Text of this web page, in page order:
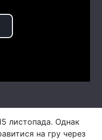
листопада. Однак
на гру через